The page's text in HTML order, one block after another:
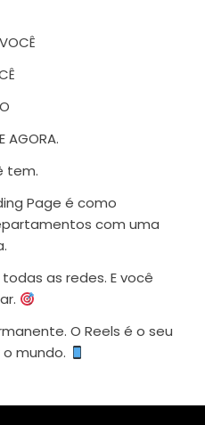
AGORA.
tem.
Page é como
com uma
as redes. E você
O Reels é o seu
mundo.